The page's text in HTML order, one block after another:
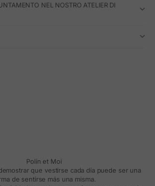
NEL NOSTRO ATELIER DI
Polín et Moi
que vestirse cada día puede ser una
de sentirse más una misma.